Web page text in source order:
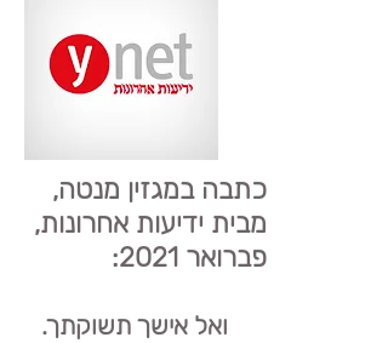
כתבה במגזין מנטה,
מבית ידיעות אחרונות,
פברואר 2021:
ואל אישך תשוקתך.